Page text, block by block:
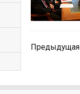
Предыдущая